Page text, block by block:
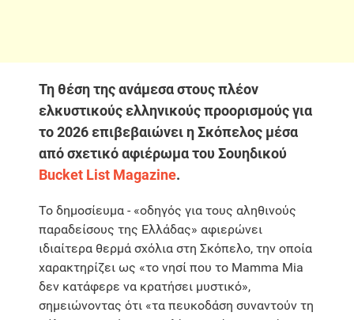
Τη θέση της ανάμεσα στους πλέον
ελκυστικούς ελληνικούς προορισμούς για
το 2026 επιβεβαιώνει η Σκόπελος μέσα
από σχετικό αφιέρωμα του Σουηδικού
Bucket List Magazine.
Το δημοσίευμα - «οδηγός για τους αληθινούς
παραδείσους της Ελλάδας» αφιερώνει
ιδιαίτερα θερμά σχόλια στη Σκόπελο, την οποία
χαρακτηρίζει ως «το νησί που το Mamma Mia
δεν κατάφερε να κρατήσει μυστικό»,
σημειώνοντας ότι «τα πευκοδάση συναντούν τη